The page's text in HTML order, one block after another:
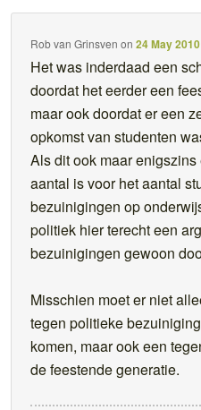
Rob van Grinsven on24 May
Het was inderdaad een
doordat het eerder een
maar ook doordat er een
opkomst van studenten
Als dit ook maar
aantal is voor het aantal
bezuinigingen op
politiek hier terecht een
bezuinigingen gewoon
Misschien moet er niet
tegen politieke
komen, maar ook een
de feestende generatie.